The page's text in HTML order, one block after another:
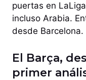
puertas en
incluso Arabia.
desde Barcelona.
El Barça,
primer